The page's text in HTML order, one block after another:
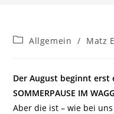
Beitrags-
Allgemein / Matz
Der August beginnt erst
SOMMERPAUSE IM
Aber die ist – wie bei